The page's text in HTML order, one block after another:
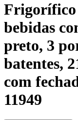
Frigorífico
bebidas
preto, 3
batentes,
com
11949